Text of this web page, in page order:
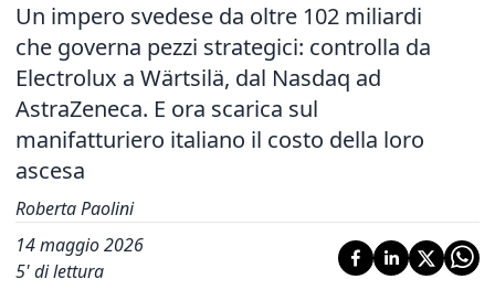
Un impero svedese da oltre 102 miliardi
che governa pezzi strategici: controlla da
Electrolux a Wärtsilä, dal Nasdaq ad
AstraZeneca. E ora scarica sul
manifatturiero italiano il costo della loro
ascesa
Roberta Paolini
14 maggio 2026
5' di lettura